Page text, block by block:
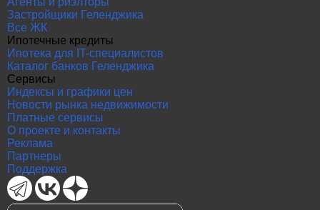
Застройщики Геленджика
Все ЖК
Ипотечные кредиты
Ипотека для IT-специалистов
Каталог банков Геленджика
Сервисы
Индексы и графики цен
Новости рынка недвижимости
Платные сервисы
О проекте и контакты
Реклама
Партнеры
Поддержка